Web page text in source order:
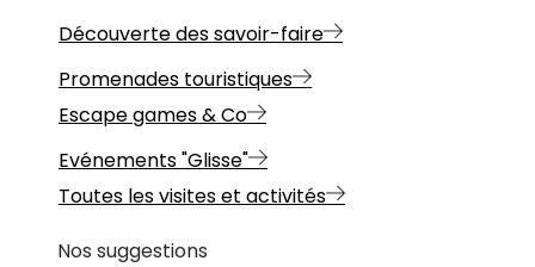
Découverte des savoir-faire
Promenades touristiques
Escape games & Co
Evénements "Glisse"
Toutes les visites et activités
Nos suggestions